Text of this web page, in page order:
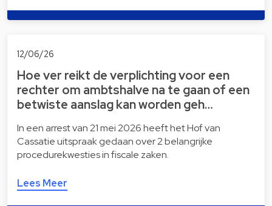
12/06/26
Hoe ver reikt de verplichting voor een
rechter om ambtshalve na te gaan of een
betwiste aanslag kan worden geh…
In een arrest van 21 mei 2026 heeft het Hof van
Cassatie uitspraak gedaan over 2 belangrijke
procedurekwesties in fiscale zaken.
Lees Meer